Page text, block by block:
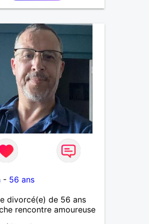
- 56 ans
divorcé(e) de 56 ans
rencontre amoureuse